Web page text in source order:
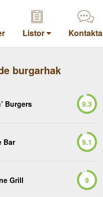
Listor Kontakta
burgarhak
Burgers 9.3
Bar 9.1
Grill 9